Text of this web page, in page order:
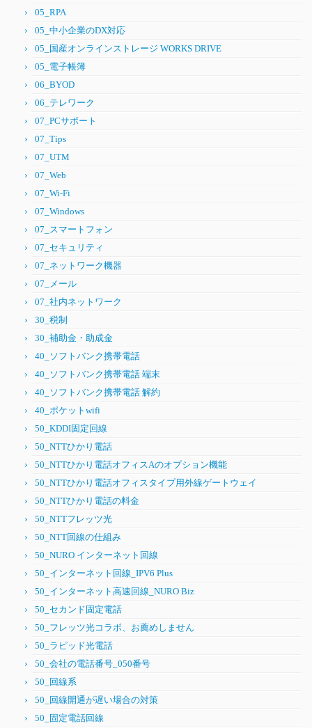
05_RPA
05_中小企業のDX対応
05_国産オンラインストレージ WORKS DRIVE
05_電子帳簿
06_BYOD
06_テレワーク
07_PCサポート
07_Tips
07_UTM
07_Web
07_Wi-Fi
07_Windows
07_スマートフォン
07_セキュリティ
07_ネットワーク機器
07_メール
07_社内ネットワーク
30_税制
30_補助金・助成金
40_ソフトバンク携帯電話
40_ソフトバンク携帯電話 端末
40_ソフトバンク携帯電話 解約
40_ポケットwifi
50_KDDI固定回線
50_NTTひかり電話
50_NTTひかり電話オフィスAのオプション機能
50_NTTひかり電話オフィスタイプ用外線ゲートウェイ
50_NTTひかり電話の料金
50_NTTフレッツ光
50_NTT回線の仕組み
50_NURO インターネット回線
50_インターネット回線_IPV6 Plus
50_インターネット高速回線_NURO Biz
50_セカンド固定電話
50_フレッツ光コラボ、お薦めしません
50_ラピッド光電話
50_会社の電話番号_050番号
50_回線系
50_回線開通が遅い場合の対策
50_固定電話回線